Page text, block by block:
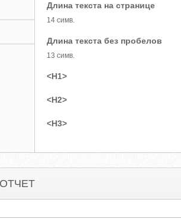
Длина текста на странице
14 симв.
Длина текста без пробелов
13 симв.
<H1>
<H2>
<H3>